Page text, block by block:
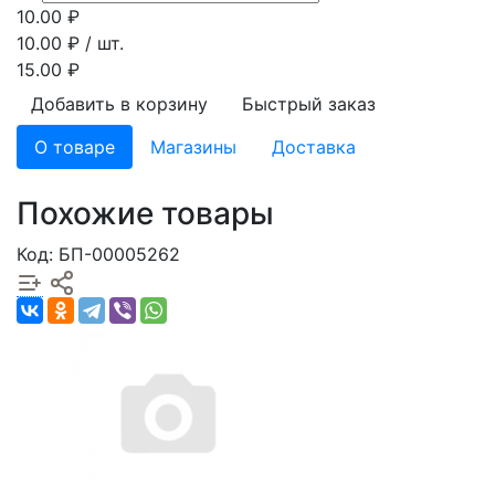
10.00 ₽
10.00 ₽ / шт.
15.00 ₽
Добавить в корзину
Быстрый заказ
О товаре
Магазины Доставка
Похожие товары
Код: БП-00005262